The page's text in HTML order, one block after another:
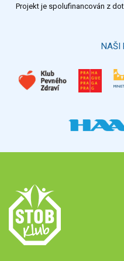
Projekt je spolufinancován z
NAŠI